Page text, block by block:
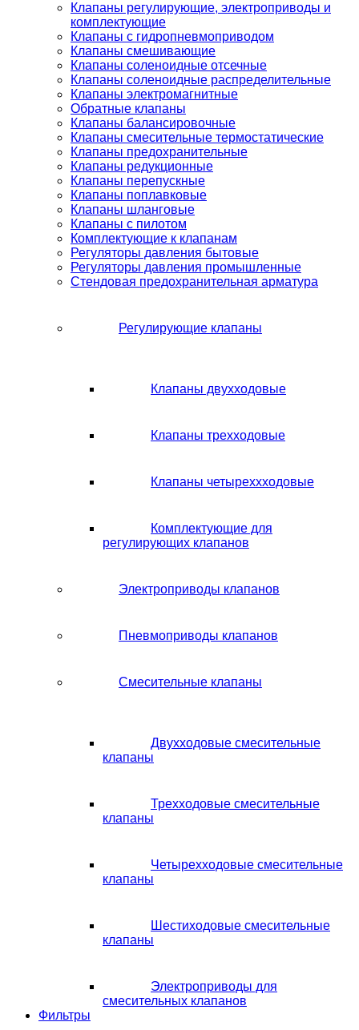
Клапаны регулирующие, электроприводы и
комплектующие
Клапаны с гидропневмоприводом
Клапаны смешивающие
Клапаны соленоидные отсечные
Клапаны соленоидные распределительные
Клапаны электромагнитные
Обратные клапаны
Клапаны балансировочные
Клапаны смесительные термостатические
Клапаны предохранительные
Клапаны редукционные
Клапаны перепускные
Клапаны поплавковые
Клапаны шланговые
Клапаны с пилотом
Комплектующие к клапанам
Регуляторы давления бытовые
Регуляторы давления промышленные
Стендовая предохранительная арматура
Регулирующие клапаны
Клапаны двухходовые
Клапаны трехходовые
Клапаны четыреххходовые
Комплектующие для
регулирующих клапанов
Электроприводы клапанов
Пневмоприводы клапанов
Смесительные клапаны
Двухходовые смесительные
клапаны
Трехходовые смесительные
клапаны
Четырехходовые смесительные
клапаны
Шестиходовые смесительные
клапаны
Электроприводы для
смесительных клапанов
Фильтры